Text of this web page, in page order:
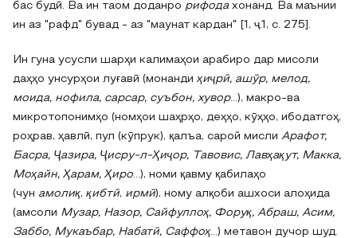
бас будӣ. Ва ин таом доданро рифода хонанд. Ва маънии
ин аз "рафд" бувад - аз "маунат кардан" [1, ҷ.1, с. 275].
Ин гуна усусли шарҳи калимаҳои арабиро дар мисоли
даҳҳо унсурҳои луғавӣ (монандиҳиҷрӣ, ашӯр, мелод,
моида, нофила, сарсар, суъбон, хувор...), макро-ва
микротопонимҳо (номҳои шаҳрҳо, деҳҳо, кӯҳҳо, ибодатгоҳ,
роҳрав, ҳавлӣ, пул (кӯпрук), қалъа, сарой мисли Арафот,
Басра, Ҷазира, Ҷисру-л-Ҳиҷор, Тавовис, Лавҳақут, Макка,
Моҳайн, Ҳарам, Ҳиро...), номи қавму қабилаҳо
(чун амолиқ, қибтӣ, ирмӣ), ному алқоби ашхоси алоҳида
(амсоли Музар, Назор, Сайфуллоҳ, Форуқ, Абраш, Асим,
Заббо, Мукаъбар, Набатӣ, Саффоҳ...) метавон дучор шуд.